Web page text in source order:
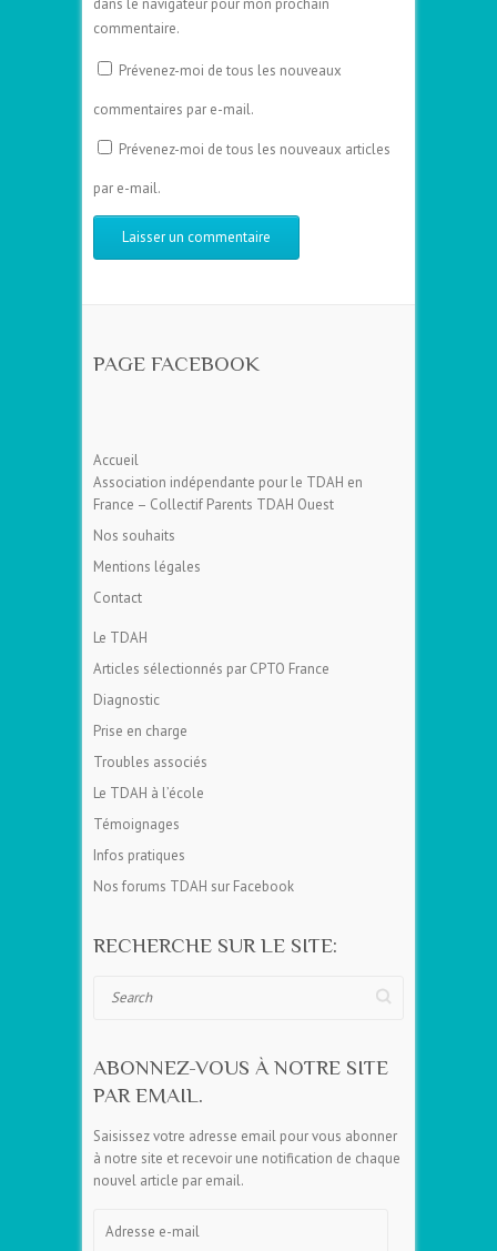
dans le navigateur pour mon prochain
commentaire.
Prévenez-moi de tous les nouveaux
commentaires par e-mail.
Prévenez-moi de tous les nouveaux articles
par e-mail.
PAGE FACEBOOK
Accueil
Association indépendante pour le TDAH en
France – Collectif Parents TDAH Ouest
Nos souhaits
Mentions légales
Contact
Le TDAH
Articles sélectionnés par CPTO France
Diagnostic
Prise en charge
Troubles associés
Le TDAH à l’école
Témoignages
Infos pratiques
Nos forums TDAH sur Facebook
RECHERCHE SUR LE SITE:
ABONNEZ-VOUS À NOTRE SITE
PAR EMAIL.
Saisissez votre adresse email pour vous abonner
à notre site et recevoir une notification de chaque
nouvel article par email.